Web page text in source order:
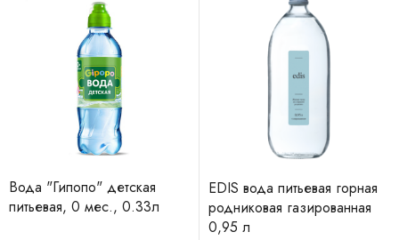
Вода "Гипопо" детская
питьевая, 0 мес., 0.33л
EDIS вода питьевая горная
родниковая газированная
0,95 л